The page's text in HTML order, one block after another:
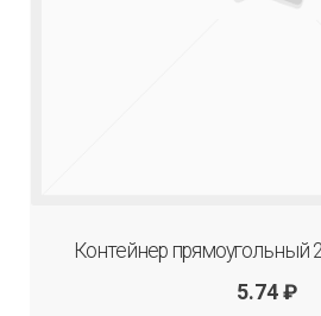
Контейнер прямоугольный
5.74 ₽